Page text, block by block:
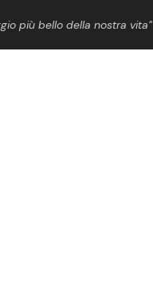
più bello della nostra vita”